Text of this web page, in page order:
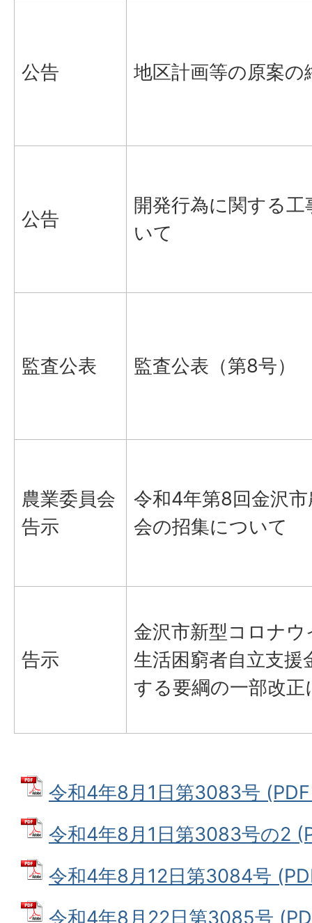
公告 地区計画等の原案
公告
開発行為に関する
いて
監査公表 監査公表（第8号）
農業委員会
告示
令和4年第8回金沢
会の招集について
告示
金沢市新型コロナ
生活困窮者自立支援
する要綱の一部改
令和4年8月1日第3083号
令和4年8月1日第3083号の2
令和4年8月12日第3084号
令和4年8月22日第3085号